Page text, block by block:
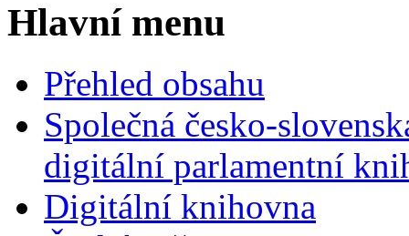
Hlavní menu
Přehled obsahu
Společná česko-
digitální parlamentní
Digitální knihovna